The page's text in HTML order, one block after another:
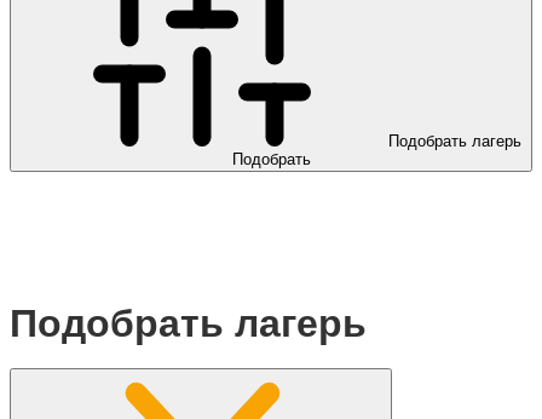
Подобрать лагерь
Подобрать
Подобрать лагерь